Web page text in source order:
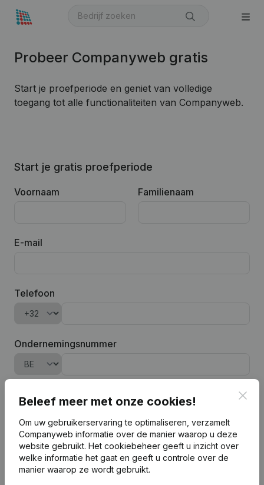
Probeer Companyweb gratis
Start je proefperiode en geniet van volledige
toegang tot alle functionaliteiten van Companyweb.
Start je gratis proefperiode
Voornaam Familienaam
E-mail
Telefoon
Ondernemingsnummer
Bedrijfsnaam
Software-integratie toevoegen
Beleef meer met onze cookies!
Om uw gebruikerservaring te optimaliseren, verzamelt
Companyweb informatie over de manier waarop u deze
website gebruikt. Het cookiebeheer geeft u inzicht over
welke informatie het gaat en geeft u controle over de
manier waarop ze wordt gebruikt.